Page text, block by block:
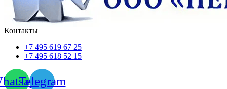
Контакты
+7 495 619 67 25
+7 495 618 52 15
Telegram